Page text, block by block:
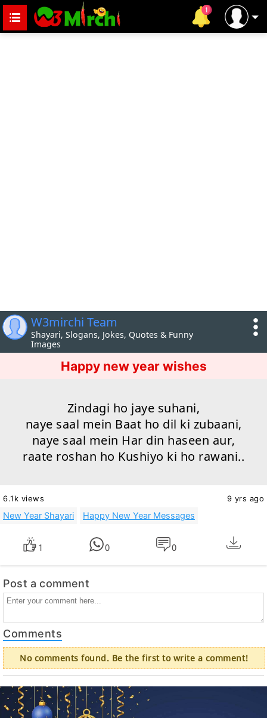
W3mirchi Team
Shayari, Slogans, Jokes, Quotes & Funny
Images
Happy new year wishes
Zindagi ho jaye suhani,
naye saal mein Baat ho dil ki zubaani,
naye saal mein Har din haseen aur,
raate roshan ho Kushiyo ki ho rawani..
6.1k views 9 yrs ago
New Year Shayari Happy New Year Messages
1 0 0
Post a comment
Comments
No comments found. Be the first to write a comment!